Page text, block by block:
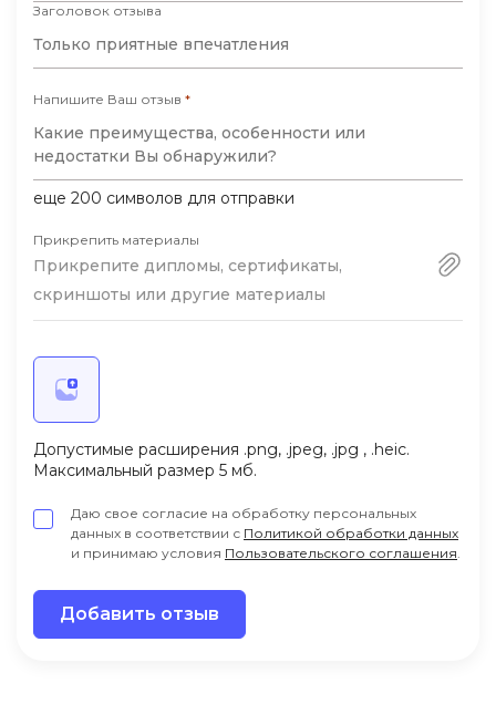
Заголовок отзыва
Напишите Ваш отзыв *
еще 200 символов для отправки
Прикрепить материалы
Прикрепите дипломы, сертификаты,
скриншоты или другие материалы
Допустимые расширения .png, .jpeg, .jpg , .heic.
Максимальный размер 5 мб.
Даю свое согласие на обработку персональных
данных в соответствии с Политикой обработки данных
и принимаю условия Пользовательского соглашения
Добавить отзыв